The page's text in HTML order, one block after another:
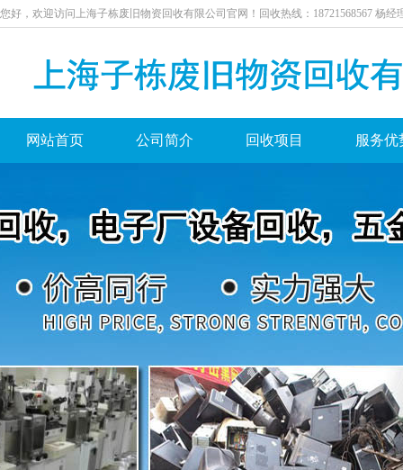
您好，欢迎访问上海子栋废旧物资回收有限公司官网！回收热线：18721568567杨经
网站首页 公司简介 回收项目 服务优